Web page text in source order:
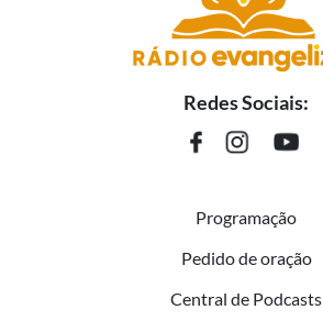
Redes Sociais:
Programação
Pedido de oração
Central de Podcasts